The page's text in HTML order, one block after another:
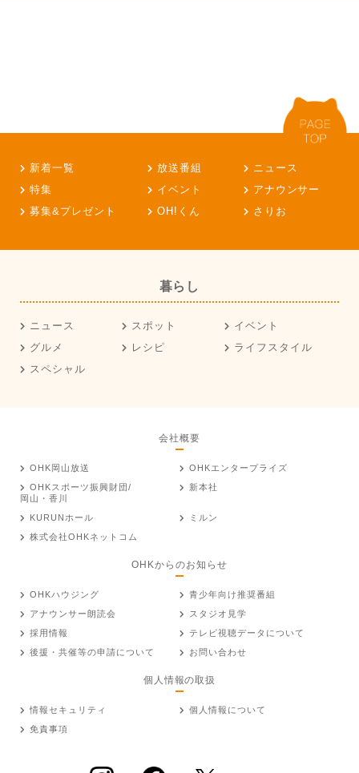
新着一覧 放送番組
ニュース
特集
イベント
アナウンサー
募集&プレゼント
OH!くん さりお
暮らし
ニュース スポット
イベント
グルメ
レシピ
ライフスタイル
スペシャル
会社概要
OHK岡山放送
OHKエンタープライズ
OHKスポーツ振興財団/
岡山・香川
新本社
KURUNホール
ミルン
株式会社OHKネットコム
OHKからのお知らせ
OHKハウジング
青少年向け推奨番組
アナウンサー朗読会
スタジオ見学
採用情報
テレビ視聴データについて
後援・共催等の申請について
お問い合わせ
個人情報の取扱
情報セキュリティ
個人情報について
免責事項